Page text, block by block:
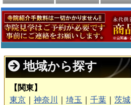
地域から探す
【関東】
東京
神奈川 埼玉 千葉 茨城